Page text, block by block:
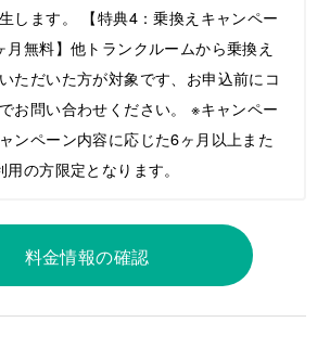
します。 【特典4：乗換えキャンペー
月無料】他トランクルームから乗換え
ただいた方が対象です、お申込前にコ
お問い合わせください。 ※キャンペー
ンペーン内容に応じた6ヶ月以上また
の⽅限定となります。
料金情報の確認